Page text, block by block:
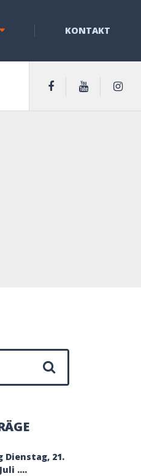
KONTAKT
Dienstag, 21.
….